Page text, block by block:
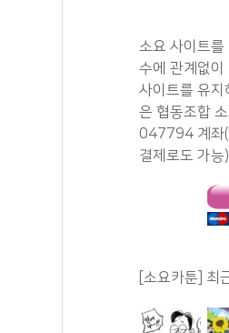
소요 사이트를
수에 관계없이
사이트를 유지
은 협동조합
047794 계좌(
결제로도 가능
[소요카툰] 최